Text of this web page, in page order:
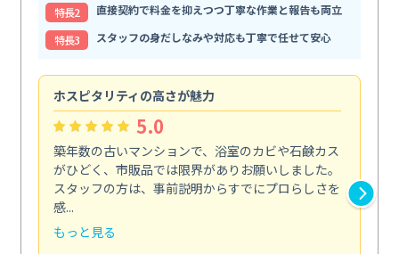
特⻑2
直接契約で料金を抑えつつ丁寧な作業と報告も両立
特⻑3
スタッフの身だしなみや対応も丁寧で任せて安心
ホスピタリティの高さが魅力
5.0
築年数の古いマンションで、浴室のカビや石鹸カス
がひどく、市販品では限界がありお願いしました。
スタッフの方は、事前説明からすでにプロらしさを
感...
もっと見る